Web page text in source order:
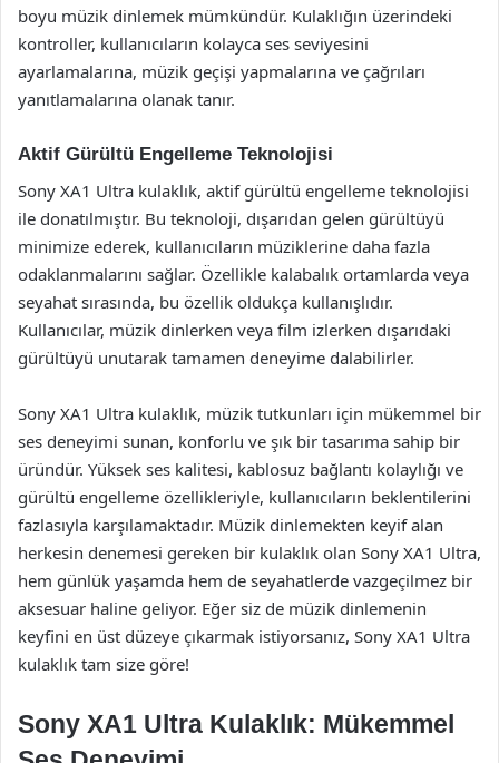
boyu müzik dinlemek mümkündür. Kulaklığın üzerindeki
kontroller, kullanıcıların kolayca ses seviyesini
ayarlamalarına, müzik geçişi yapmalarına ve çağrıları
yanıtlamalarına olanak tanır.
Aktif Gürültü Engelleme Teknolojisi
Sony XA1 Ultra kulaklık, aktif gürültü engelleme teknolojisi
ile donatılmıştır. Bu teknoloji, dışarıdan gelen gürültüyü
minimize ederek, kullanıcıların müziklerine daha fazla
odaklanmalarını sağlar. Özellikle kalabalık ortamlarda veya
seyahat sırasında, bu özellik oldukça kullanışlıdır.
Kullanıcılar, müzik dinlerken veya film izlerken dışarıdaki
gürültüyü unutarak tamamen deneyime dalabilirler.
Sony XA1 Ultra kulaklık, müzik tutkunları için mükemmel bir
ses deneyimi sunan, konforlu ve şık bir tasarıma sahip bir
üründür. Yüksek ses kalitesi, kablosuz bağlantı kolaylığı ve
gürültü engelleme özellikleriyle, kullanıcıların beklentilerini
fazlasıyla karşılamaktadır. Müzik dinlemekten keyif alan
herkesin denemesi gereken bir kulaklık olan Sony XA1 Ultra,
hem günlük yaşamda hem de seyahatlerde vazgeçilmez bir
aksesuar haline geliyor. Eğer siz de müzik dinlemenin
keyfini en üst düzeye çıkarmak istiyorsanız, Sony XA1 Ultra
kulaklık tam size göre!
Sony XA1 Ultra Kulaklık: Mükemmel